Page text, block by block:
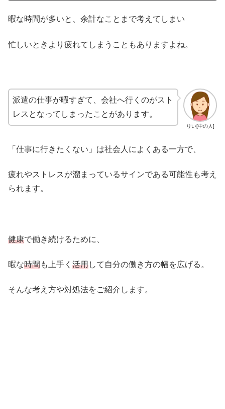
暇な時間が多いと、余計なことまで考えてしまい
忙しいときより疲れてしまうこともありますよね。
りい[中の人]
派遣の仕事が暇すぎて、会社へ行くのがスト
レスとなってしまったことがあります。
「仕事に行きたくない」は社会人によくある一方で、
疲れやストレスが溜まっているサインである可能性も考え
られます。
健康で働き続けるために、
暇な時間も上手く 活用して自分の働き方の幅を広げる。
そんな考え方や対処法をご紹介します。